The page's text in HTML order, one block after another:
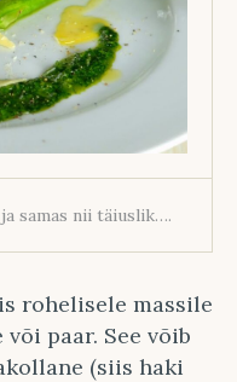
samas nii täiuslik….
rohelisele massile
paar. See võib
(siis haki